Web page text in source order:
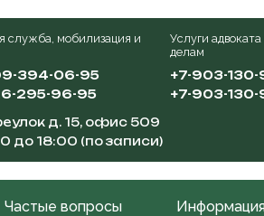
служба, мобилизация и
394-06-95
295-96-95
Услуги
делам
+7-903-130-
+7-903-130-
д. 15, офис 509
до 18:00 (по записи)
Частые вопросы